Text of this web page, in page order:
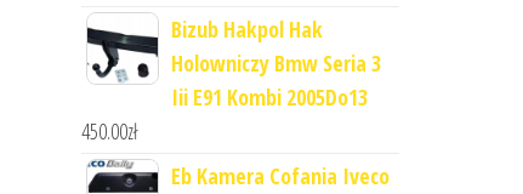
Bizub Hakpol Hak
Holowniczy Bmw Seria 3
Iii E91 Kombi 2005Do13
450.00zł
Eb Kamera Cofania Iveco